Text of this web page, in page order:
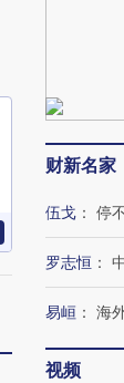
财新名家
伍戈 ： 停
罗志恒 ：
易峘 ： 海
视频